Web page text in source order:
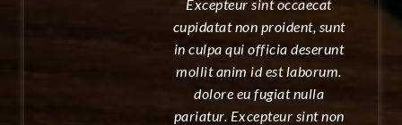
Excepteur sint occaecat
cupidatat non proident, sunt
in culpa qui officia deserunt
mollit anim id est laborum.
dolore eu fugiat nulla
pariatur. Excepteur sint non